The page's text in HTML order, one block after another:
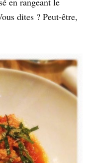
dites ? Peut-être,